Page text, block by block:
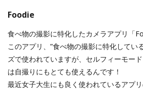
Foodie
食べ物の撮影に特化したカメラアプリ「
このアプリ、”食べ物の撮影に特化してい
ズで使われていますが、セルフィーモー
は自撮りにもとても使えるんです！
最近女子大生にも良く使われているアプ